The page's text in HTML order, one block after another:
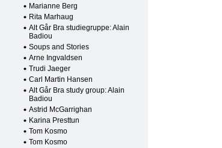
Marianne Berg
Rita Marhaug
Alt Går Bra studiegruppe: Alain
Badiou
Soups and Stories
Arne Ingvaldsen
Trudi Jaeger
Carl Martin Hansen
Alt Går Bra study group: Alain
Badiou
Astrid McGarrighan
Karina Presttun
Tom Kosmo
Tom Kosmo